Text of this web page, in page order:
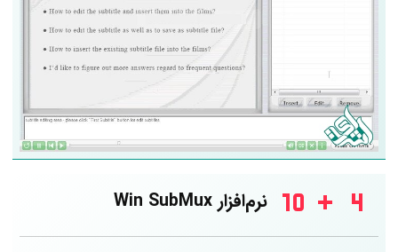
نرم‌افزار Win SubMux